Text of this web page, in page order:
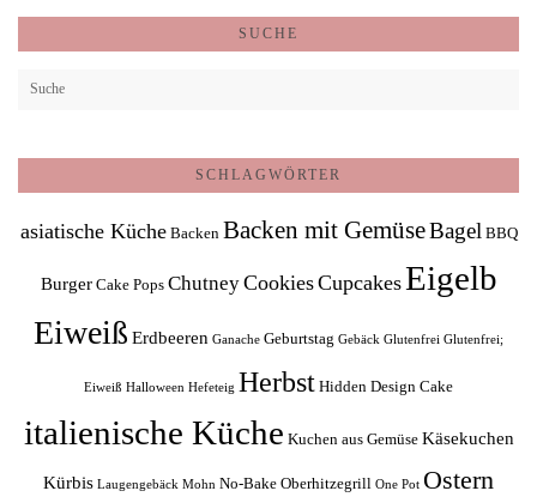
SUCHE
SCHLAGWÖRTER
asiatische Küche Backen Backen mit GemüseBagel BBQ
Burger Cake Pops ChutneyCookiesCupcakesEigelb
Eiweiß Erdbeeren Ganache Geburtstag Gebäck Glutenfrei Glutenfrei;
Eiweiß Halloween Hefeteig Herbst Hidden Design Cake
italienische Küche Kuchen aus Gemüse Käsekuchen
Kürbis Laugengebäck Mohn No-Bake Oberhitzegrill One Pot Ostern